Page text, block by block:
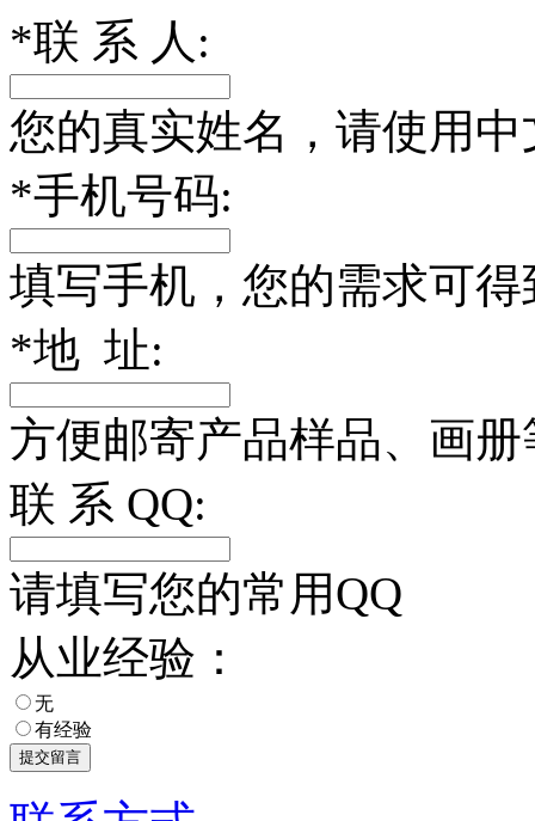
*联 系 人:
您的真实姓名，请使用中
*手机号码:
填写手机，您的需求可
*地 址:
方便邮寄产品样品、画
联 系 QQ:
请填写您的常用QQ
从业经验：
无
有经验